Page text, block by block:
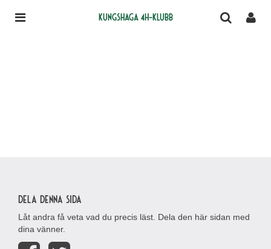
Kungshaga 4H-klubb
Dela denna sida
Låt andra få veta vad du precis läst. Dela den här sidan med
dina vänner.